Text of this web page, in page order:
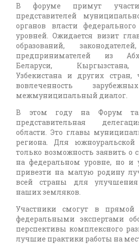
В форуме примут
представителей
органов власти
уровней. Ожидается визит
образований,
предпринимателей из
Беларуси, Кыргызстана,
Узбекистана и других стран,
вовлеченность
межмуниципальный диалог.
В этом году на Форум
представительная
области. Это главы
региона. Для
только возможность заявить о
на федеральном уровне, но
привезти на малую родину
всей страны для
наших земляков.
Участники смогут в
федеральными экспертами
перспективы комплексного
лучшие практики работы на